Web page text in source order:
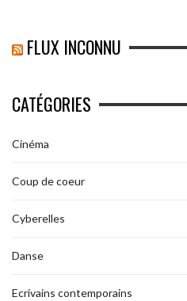
FLUX INCONNU
CATÉGORIES
Cinéma
Coup de coeur
Cyberelles
Danse
Ecrivains contemporains